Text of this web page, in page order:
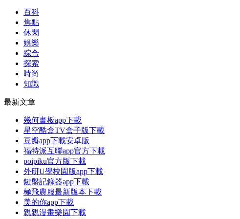
百科
焦點
休閑
娛樂
綜合
探索
時尚
知識
最新文章
幾何畫板app下載
星空酷盒TV盒子版下載
豆瓣app下載安卓版
福特派互聯app官方下載
poipiku官方版下載
外研U學校園版app下載
鍵盤記錄器app下載
極飛農服最新版本下載
美的你app下載
親親漫畫樂園下載